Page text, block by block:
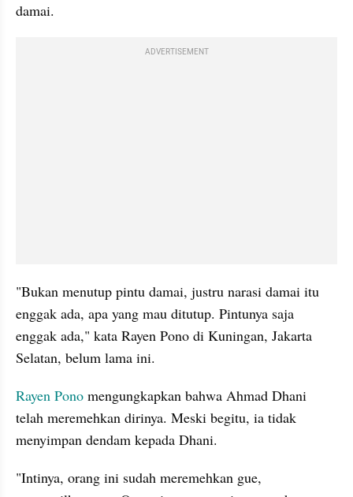
damai.
ADVERTISEMENT
"Bukan menutup pintu damai, justru narasi damai itu
enggak ada, apa yang mau ditutup. Pintunya saja
enggak ada," kata Rayen Pono di Kuningan, Jakarta
Selatan, belum lama ini.
Rayen Pono mengungkapkan bahwa Ahmad Dhani
telah meremehkan dirinya. Meski begitu, ia tidak
menyimpan dendam kepada Dhani.
"Intinya, orang ini sudah meremehkan gue,